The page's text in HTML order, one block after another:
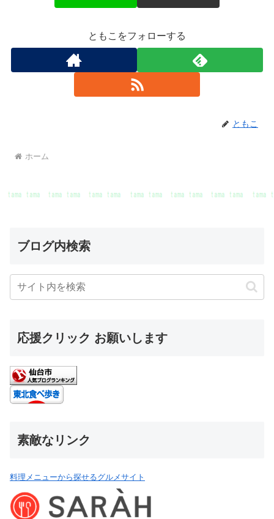
ともこをフォローする
ともこ
ホーム
ブログ内検索
応援クリック お願いします
素敵なリンク
料理メニューから探せるグルメサイト